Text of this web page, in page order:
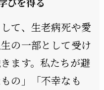
て、生老病死や愛
の一部として受け
ます。私たちが避
の」「不幸なも